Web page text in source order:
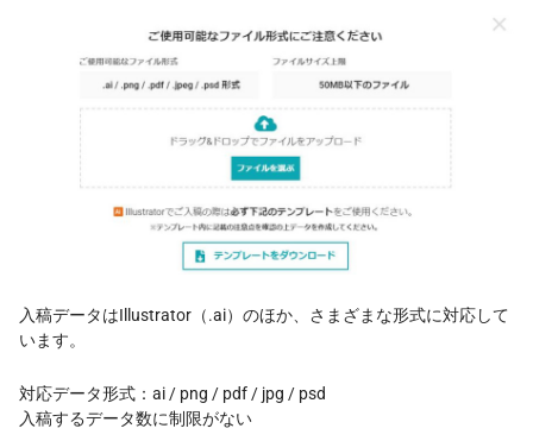
入稿データはIllustrator（.ai）のほか、さまざまな形式に対応して
います。
対応データ形式：ai / png / pdf / jpg / psd
入稿するデータ数に制限がない